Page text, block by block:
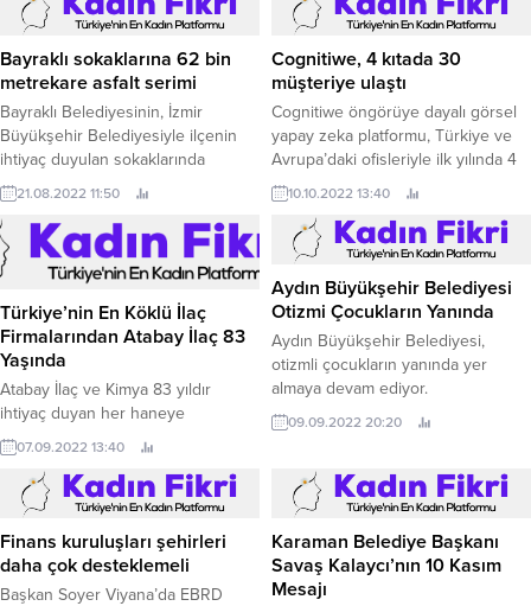
Bayraklı sokaklarına 62 bin
metrekare asfalt serimi
Bayraklı Belediyesinin, İzmir
Büyükşehir Belediyesiyle ilçenin
ihtiyaç duyulan sokaklarında
yürüttüğü çalışmalar kapsamında 5
mahallede asfalt serimi tamamlandı.
21.08.2022 11:50
Cognitiwe, 4 kıtada 30
müşteriye ulaştı
Cognitiwe öngörüye dayalı görsel
yapay zeka platformu, Türkiye ve
Avrupa’daki ofisleriyle ilk yılında 4
kıtadan 30 müşteriye ulaşarak,
küresel oyuncu olma hedefinde
önemli yol katetti.
10.10.2022 13:40
Türkiye’nin En Köklü İlaç
Firmalarından Atabay İlaç 83
Yaşında
Atabay İlaç ve Kimya 83 yıldır
ihtiyaç duyan her haneye
girebilecek ilaçlar geliştirerek,
Türkiye’yi ilaç açısından bağımsız
kılmak hedefiyle çalışıyor.
07.09.2022 13:40
Aydın Büyükşehir Belediyesi
Otizmi Çocukların Yanında
Aydın Büyükşehir Belediyesi,
otizmli çocukların yanında yer
almaya devam ediyor.
09.09.2022 20:20
Finans kuruluşları şehirleri
daha çok desteklemeli
Başkan Soyer Viyana’da EBRD
Karaman Belediye Başkanı
Savaş Kalaycı’nın 10 Kasım
Mesajı